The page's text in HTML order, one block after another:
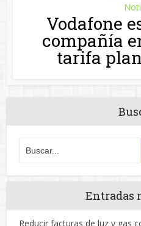
Vodafone
compañía
tarifa
Entradas
Reducir facturas de luz y gas